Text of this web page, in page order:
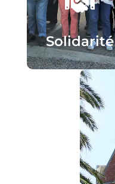
Solidarité